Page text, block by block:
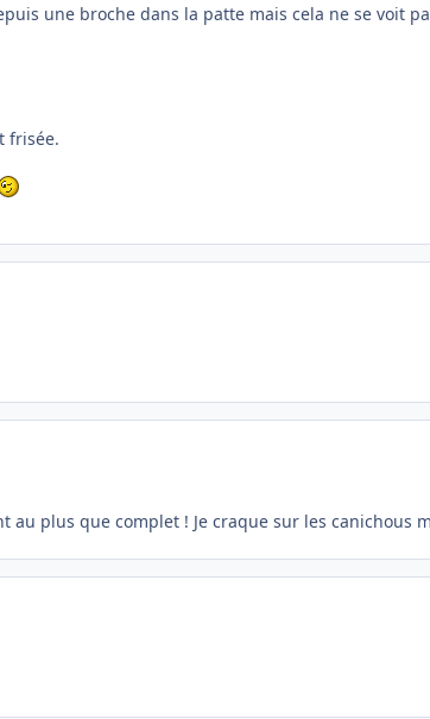
une broche dans la patte mais cela ne se voit
frisée.
plus que complet ! Je craque sur les canichous